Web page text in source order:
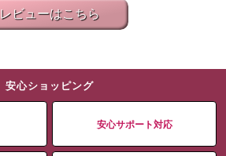
レビューはこちら
安心ショッピング
安心サポート対応